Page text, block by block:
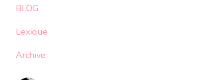
BLOG
Lexique
Archive